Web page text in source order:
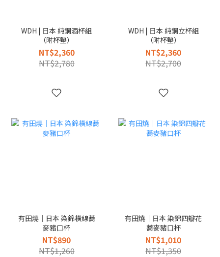
WDH | 日本 純銅酒杯組
（附杯墊）
NT$2,360
NT$2,780
WDH | 日本 純銅立杯組
（附杯墊）
NT$2,360
NT$2,700
有田燒｜日本 染錦橫線蕎
麥豬口杯
NT$890
NT$1,260
有田燒｜日本 染錦四瓣花
蕎麥豬口杯
NT$1,010
NT$1,350